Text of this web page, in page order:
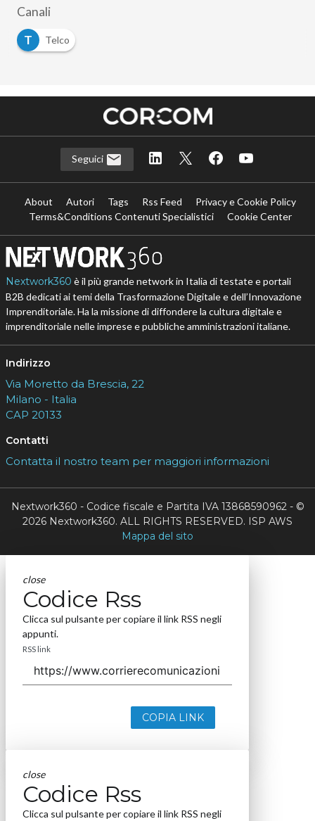
Canali
T
Telco
Seguici
About Autori Tags Rss Feed
Privacy e Cookie Policy
Terms&Conditions Contenuti Specialistici
Cookie Center
Nextwork360 è il più grande network in Italia di testate e portali
B2B dedicati ai temi della Trasformazione Digitale e dell’Innovazione
Imprenditoriale. Ha la missione di diffondere la cultura digitale e
imprenditoriale nelle imprese e pubbliche amministrazioni italiane.
Indirizzo
Via Moretto da Brescia, 22
Milano - Italia
CAP 20133
Contatti
Contatta il nostro team per maggiori informazioni
Nextwork360 - Codice fiscale e Partita IVA 13868590962 - ©
2026 Nextwork360. ALL RIGHTS RESERVED. ISP AWS
Mappa del sito
close
Codice Rss
Clicca sul pulsante per copiare il link RSS negli
appunti.
RSS link
COPIA LINK
close
Codice Rss
Clicca sul pulsante per copiare il link RSS negli